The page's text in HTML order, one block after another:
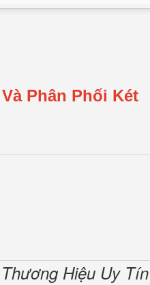
Phân Phối Két
Hiệu Uy Tín